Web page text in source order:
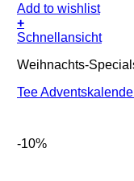
Add to wishlist
+
Schnellansicht
Weihnachts-
Tee
-10%